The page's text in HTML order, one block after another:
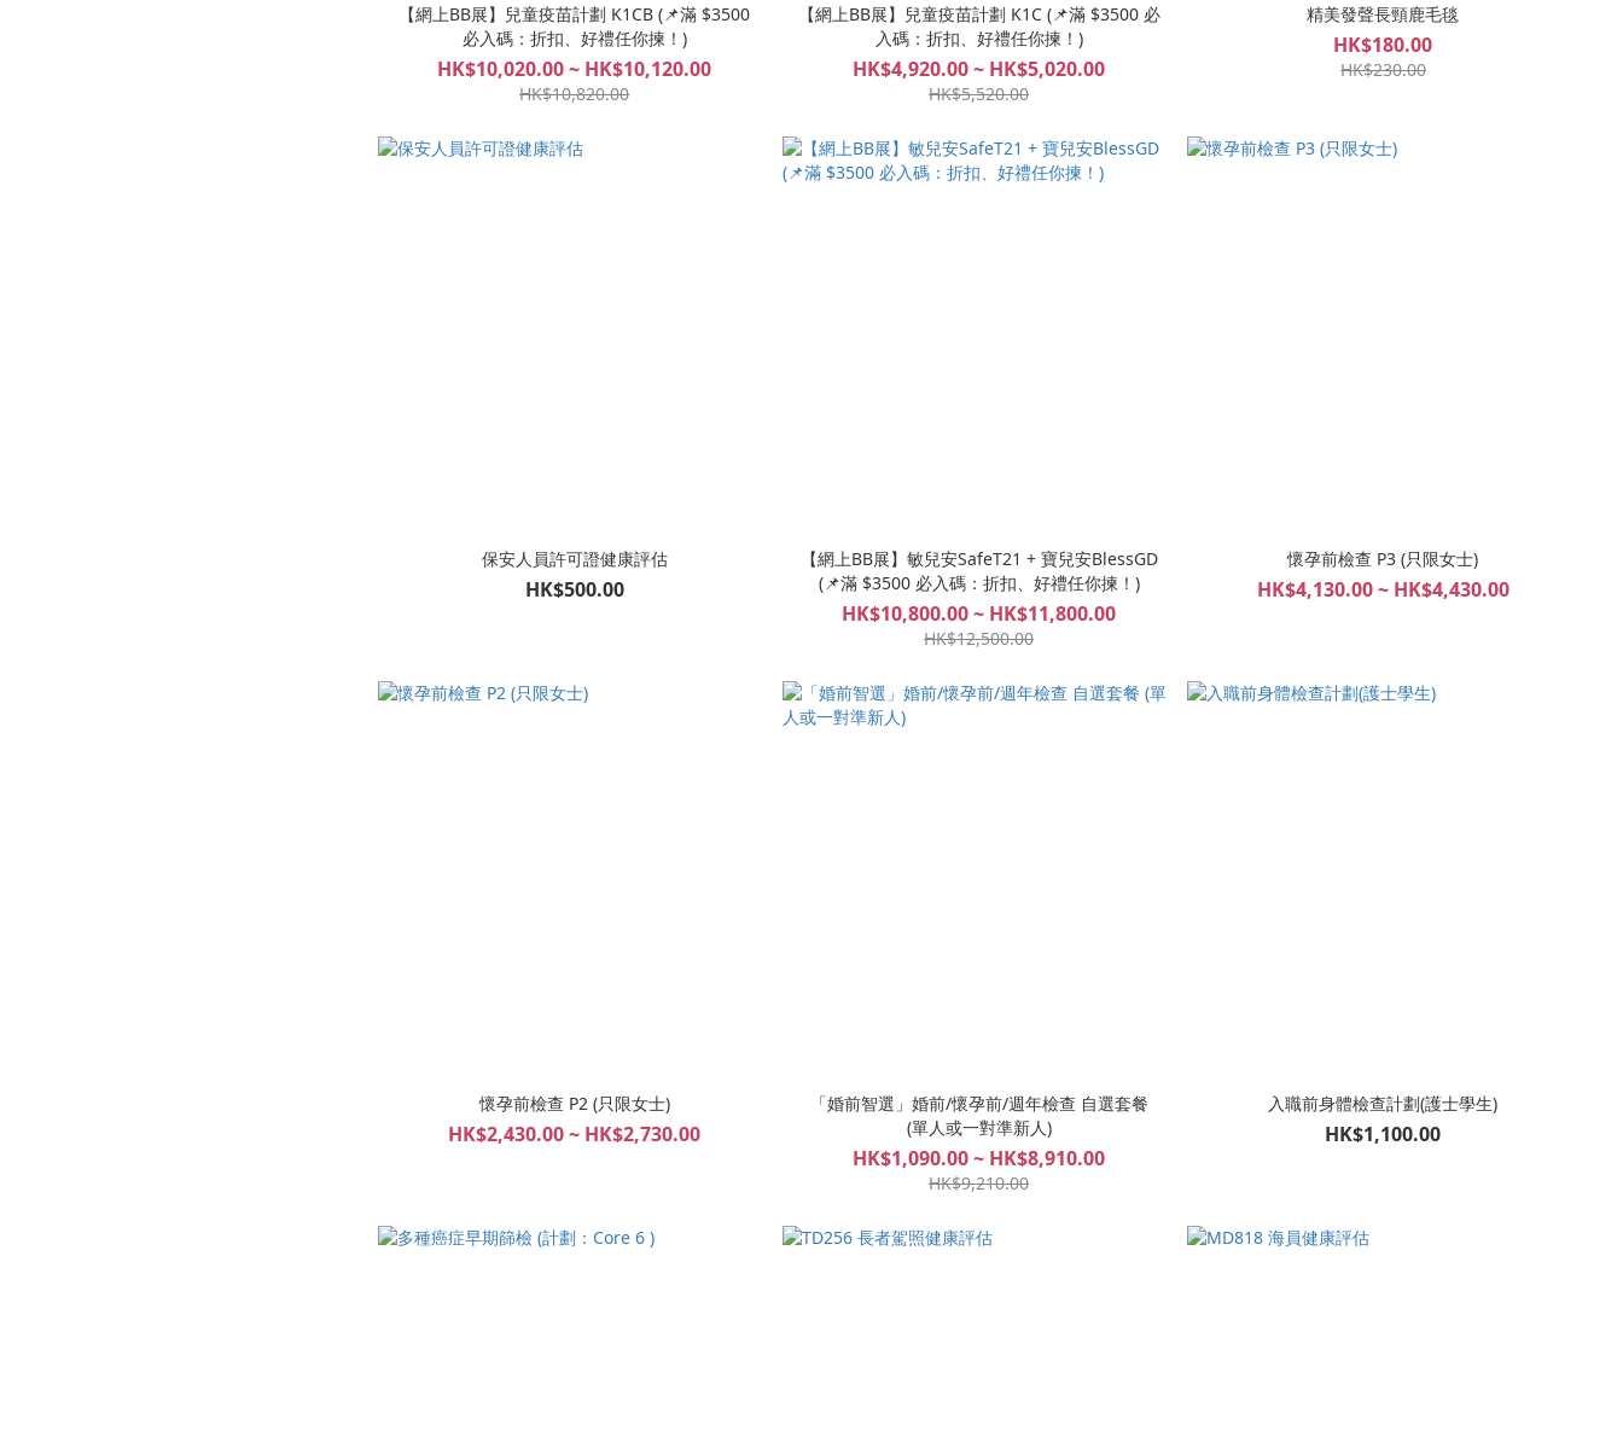
【網上BB展】兒童疫苗計劃 K1CB (📌滿 $3500
必入碼：折扣、好禮任你揀！)
HK$10,020.00 ~ HK$10,120.00
HK$10,820.00
【網上BB展】兒童疫苗計劃 K1C (📌滿 $3500 必
入碼：折扣、好禮任你揀！)
HK$4,920.00 ~ HK$5,020.00
HK$5,520.00
精美發聲長頸鹿毛毯
HK$180.00
HK$230.00
保安人員許可證健康評估
HK$500.00
【網上BB展】敏兒安SafeT21 + 寶兒安BlessGD
(📌滿 $3500 必入碼：折扣、好禮任你揀！)
HK$10,800.00 ~ HK$11,800.00
HK$12,500.00
懷孕前檢查 P3 (只限女士)
HK$4,130.00 ~ HK$4,430.00
懷孕前檢查 P2 (只限女士)
HK$2,430.00 ~ HK$2,730.00
「婚前智選」婚前/懷孕前/週年檢查 自選套餐
(單人或一對準新人)
HK$1,090.00 ~ HK$8,910.00
HK$9,210.00
入職前身體檢查計劃(護士學生)
HK$1,100.00